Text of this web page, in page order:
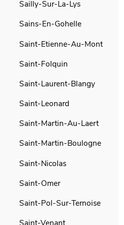
Sailly-Sur-La-Lys
Sains-En-Gohelle
Saint-Etienne-Au-Mont
Saint-Folquin
Saint-Laurent-Blangy
Saint-Leonard
Saint-Martin-Au-Laert
Saint-Martin-Boulogne
Saint-Nicolas
Saint-Omer
Saint-Pol-Sur-Ternoise
Saint-Venant